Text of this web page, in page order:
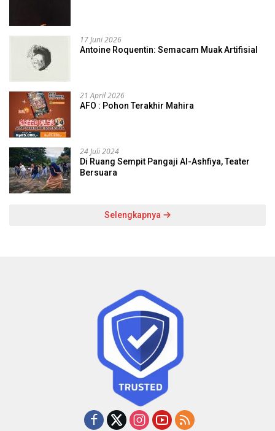
17 Juni 2026
Antoine Roquentin: Semacam Muak Artifisial
21 April 2026
AFO : Pohon Terakhir Mahira
24 Juli 2024
Di Ruang Sempit Pangaji Al-Ashfiya, Teater
Bersuara
Selengkapnya